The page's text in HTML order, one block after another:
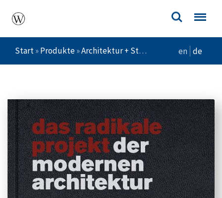
Start»Produkte»Architektur + Städtebau en de